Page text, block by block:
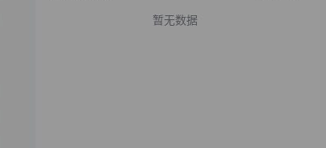
暂无数据